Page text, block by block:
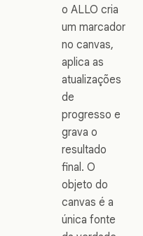
o ALLO cria
um marcador
no canvas,
aplica as
atualizações
de
progresso e
grava o
resultado
final. O
objeto do
canvas é a
única fonte